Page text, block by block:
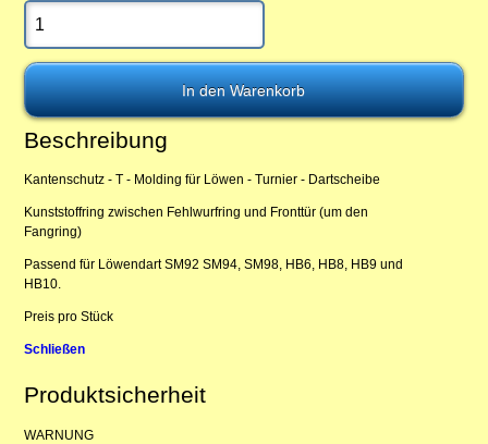
Beschreibung
Kantenschutz - T - Molding für Löwen - Turnier - Dartscheibe
Kunststoffring zwischen Fehlwurfring und Fronttür (um den
Fangring)
Passend für Löwendart SM92 SM94, SM98, HB6, HB8, HB9 und
HB10.
Preis pro Stück
Schließen
Produktsicherheit
WARNUNG